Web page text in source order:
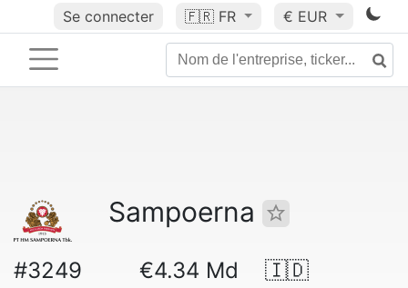
Se connecter 🇫🇷 FR € EUR
Sampoerna
#3249 €4.34 Md 🇮🇩